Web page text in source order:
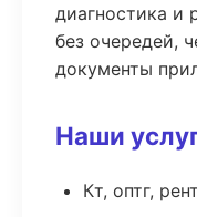
диагностика и
без очередей,
документы
Наши
Кт, оптг,